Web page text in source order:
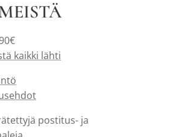
kaikki lähti
postitus- ja